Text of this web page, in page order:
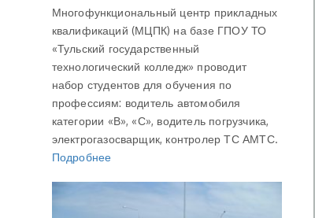
Многофункциональный центр прикладных
квалификаций (МЦПК) на базе ГПОУ ТО
«Тульский государственный
технологический колледж» проводит
набор студентов для обучения по
профессиям: водитель автомобиля
категории «В», «С», водитель погрузчика,
электрогазосварщик, контролер ТС АМТС.
Подробнее